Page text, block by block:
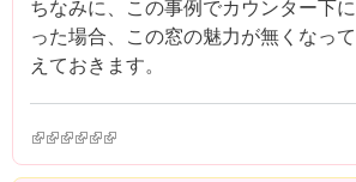
ちなみに、この事例でカウンター下
った場合、この窓の魅力が無くなっ
えておきます。
(link is external)
(link is external)
(link is external)
(link is external)
(link is external)
(link is external)